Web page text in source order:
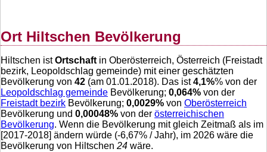
Ort Hiltschen Bevölkerung
Hiltschen istOrtschaft in Oberösterreich, Österreich (Freistadt
bezirk, Leopoldschlag gemeinde) mit einer geschätzten
Bevölkerung von 42 (am 01.01.2018). Das ist4,1%% von der
Leopoldschlag gemeinde Bevölkerung; 0,064% von der
Freistadt bezirk Bevölkerung; 0,0029% von Oberösterreich
Bevölkerung und 0,00048% von der österreichischen
Bevölkerung. Wenn die Bevölkerung mit gleich Zeitmaß als im
[2017-2018] ändern würde (-6,67% / Jahr), im 2026 wäre die
Bevölkerung von Hiltschen 24 wäre.